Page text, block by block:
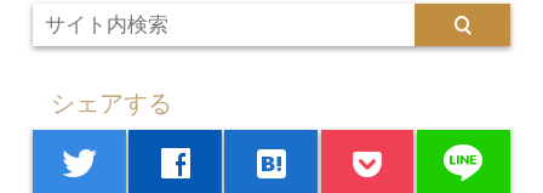
シェアする
twitter facebook hatenabookmark line